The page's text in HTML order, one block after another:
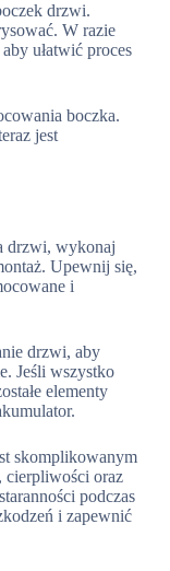
drzwi.
W razie
ułatwić proces
boczka.
jest
drzwi, wykonaj
Upewnij się,
i
drzwi, aby
Jeśli wszystko
elementy
skomplikowanym
cierpliwości oraz
podczas
i zapewnić